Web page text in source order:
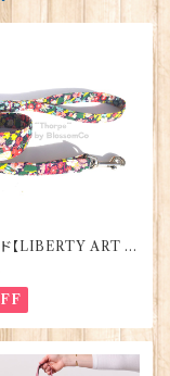
ド【LIBERTY ART F
】BlossomC